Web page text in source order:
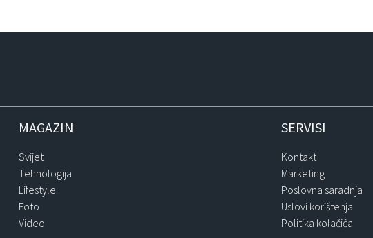
MAGAZIN
Svijet
Tehnologija
Lifestyle
Foto
Video
SERVISI
Kontakt
Marketing
Poslovna saradnja
Uslovi korištenja
Politika kolačića